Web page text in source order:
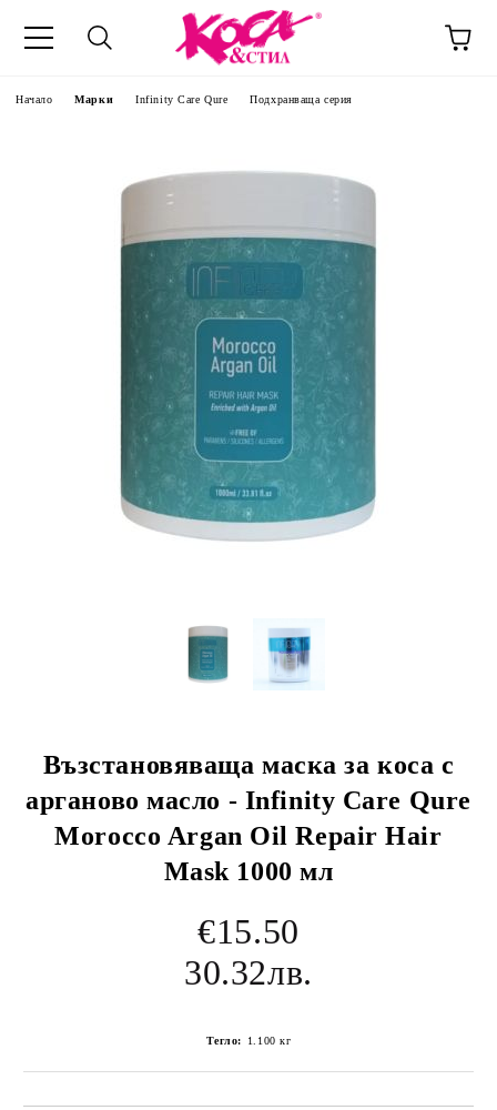
Начало Марки Infinity Care Qure Подхранваща серия
Възстановяваща маска за коса с
арганово масло - Infinity Care Qure
Morocco Argan Oil Repair Hair
Mask 1000 мл
€15.50
30.32лв.
Тегло: 1.100 кг